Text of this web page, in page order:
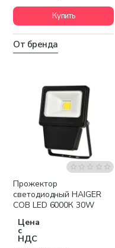
Купить
От бренда
Прожектор
светодиодный HAIGER
COB LED 6000К 30W
Цена
с
НДС